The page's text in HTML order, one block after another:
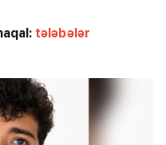
tələbələr